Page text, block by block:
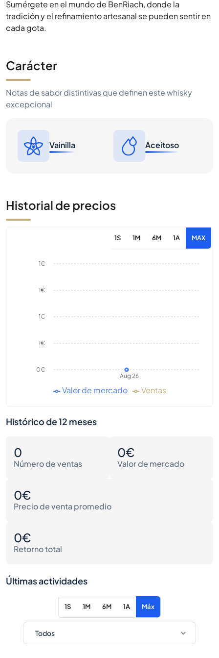
Sumérgete en el mundo de BenRiach, donde la
tradición y el refinamiento artesanal se pueden sentir en
cada gota.
Carácter
Notas de sabor distintivas que definen este whisky
excepcional
Vainilla Aceitoso
Historial de precios
1S 1M 6M 1A MAX
Aug 26
0€
1€
1€
1€
1€
Valor de mercado Ventas
Histórico de 12 meses
0
Número de ventas
0€
Valor de mercado
0€
Precio de venta promedio
0€
Retorno total
Últimas actividades
1S 1M 6M 1A Máx